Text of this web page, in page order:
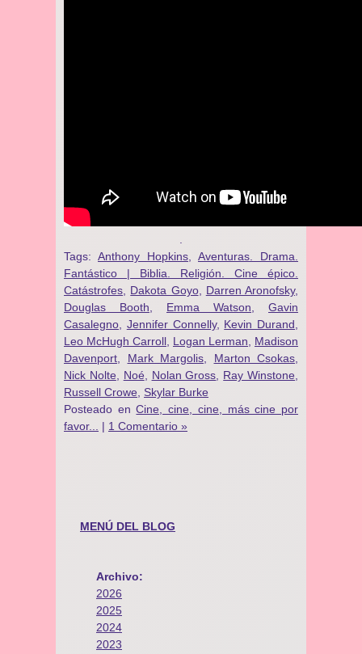
Tags: Anthony Hopkins
Aventuras. Drama.
Fantástico | Biblia. Religión. Cine épico.
Catástrofes
Dakota Goyo, Darren Aronofsky,
Douglas Booth
Emma Watson
Gavin
Casalegno
Jennifer Connelly, Kevin Durand
Leo McHugh Carroll Logan Lerman
Madison
Davenport
Mark Margolis Marton Csokas
Nick Nolte
Noé Nolan Gross Ray Winstone
Russell Crowe
Skylar Burke
Posteado enCine, cine, cine, más cine por
favor...
| 1 Comentario »
MENÚ DEL BLOG
Archivo:
2026
2025
2024
2023